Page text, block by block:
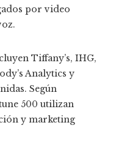
por video
Tiffany’s, IHG,
Analytics y
Según
500 utilizan
y marketing